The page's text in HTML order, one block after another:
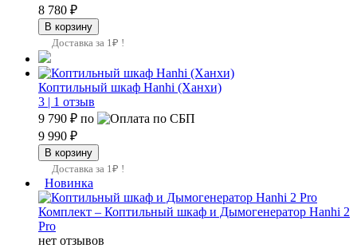
8 780 ₽
Доставка за 1₽ !
Коптильный шкаф Hanhi (Ханхи)
3 | 1 отзыв
9 790 ₽ по
9 990 ₽
Доставка за 1₽ !
Новинка
Комплект – Коптильный шкаф и Дымогенератор Hanhi 2
Pro
нет отзывов